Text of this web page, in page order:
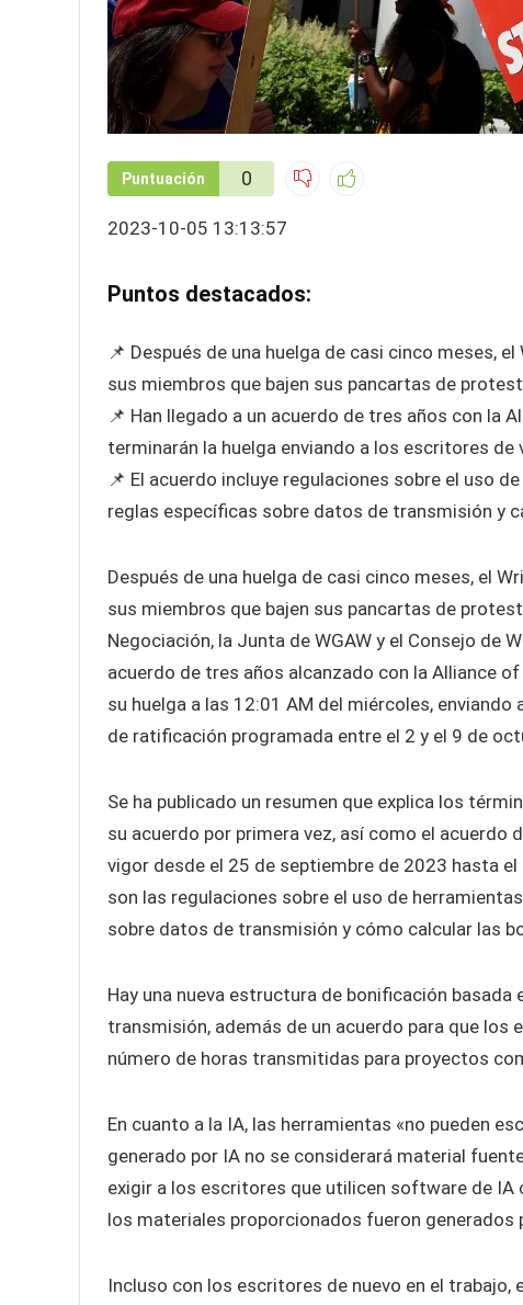
Puntuación 0
2023-10-05 13:13:57
Puntos destacados:
📌 Después de una huelga de casi cinco meses,
sus miembros que bajen sus pancartas de
📌 Han llegado a un acuerdo de tres años con la
terminarán la huelga enviando a los escritores de
📌 El acuerdo incluye regulaciones sobre el uso
reglas específicas sobre datos de transmisión y
Después de una huelga de casi cinco meses, el
sus miembros que bajen sus pancartas de
Negociación, la Junta de WGAW y el Consejo de
acuerdo de tres años alcanzado con la Alliance
su huelga a las 12:01 AM del miércoles,
de ratificación programada entre el 2 y el 9 de
Se ha publicado un resumen que explica los
su acuerdo por primera vez, así como el acuerdo
vigor desde el 25 de septiembre de 2023 hasta
son las regulaciones sobre el uso de
sobre datos de transmisión y cómo calcular las
Hay una nueva estructura de bonificación
transmisión, además de un acuerdo para que
número de horas transmitidas para proyectos
En cuanto a la IA, las herramientas «no pueden
generado por IA no se considerará material
exigir a los escritores que utilicen software de IA
los materiales proporcionados fueron generados
Incluso con los escritores de nuevo en el